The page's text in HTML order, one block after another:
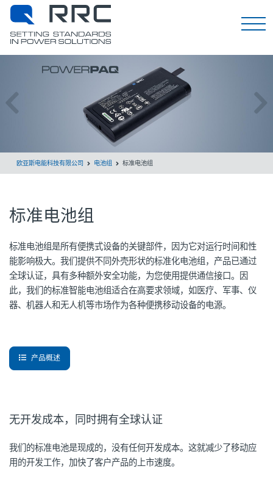
EN
欧亚斯电能科技有限公司 电池组 标准电池组
标准电池组
标准电池组是所有便携式设备的关键部件，因为它对运行时间和性
能影响极大。我们提供不同外壳形状的标准化电池组，产品已通过
全球认证，具有多种额外安全功能，为您使用提供通信接口。因
此，我们的标准智能电池组适合在高要求领域，如医疗、军事、仪
器、机器人和无人机等市场作为各种便携移动设备的电源。
产品概述
无开发成本，同时拥有全球认证
我们的标准电池是现成的，没有任何开发成本。这就减少了移动应
用的开发工作，加快了客户产品的上市速度。